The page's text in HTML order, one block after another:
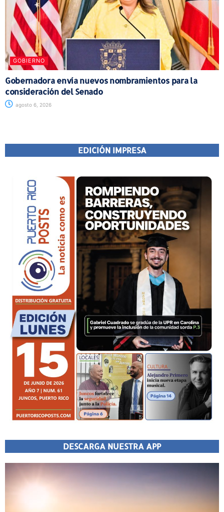
GOBIERNO
Gobernadora envía nuevos nombramientos para la
consideración del Senado
agosto 6, 2026
EDICIÓN IMPRESA
DESCARGA NUESTRA APP